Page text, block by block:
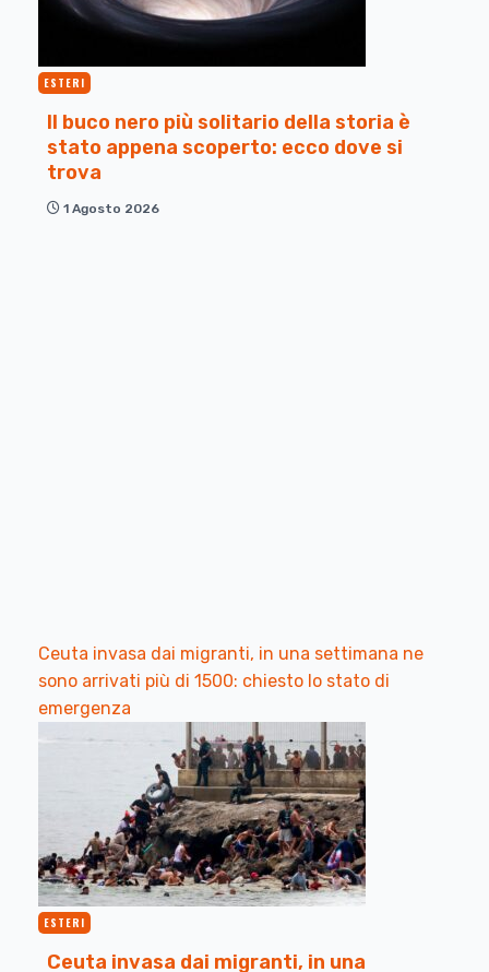
ESTERI
Il buco nero più solitario della storia è
stato appena scoperto: ecco dove si
trova
1 Agosto 2026
Ceuta invasa dai migranti, in una settimana ne
sono arrivati più di 1500: chiesto lo stato di
emergenza
ESTERI
Ceuta invasa dai migranti, in una